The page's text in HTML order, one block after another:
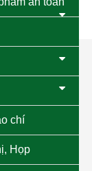
chí
Họp